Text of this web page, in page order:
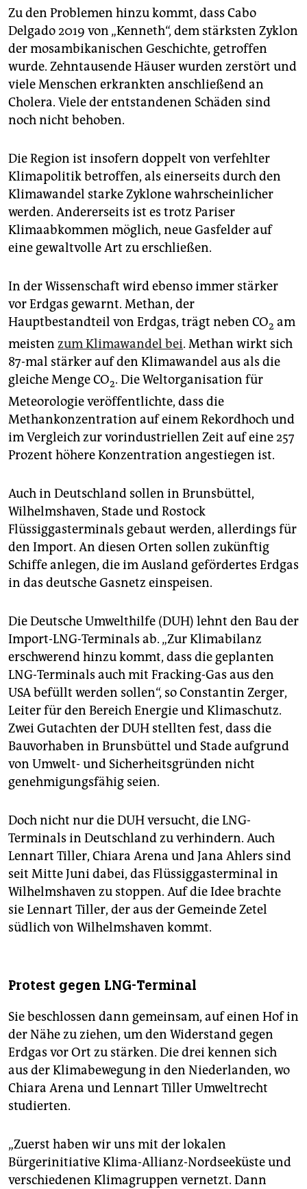
Zu den Problemen hinzu kommt, dass Cabo
Delgado 2019 von „Kenneth“, dem stärksten Zyklon
der mosambikanischen Geschichte, getroffen
wurde. Zehntausende Häuser wurden zerstört und
viele Menschen erkrankten anschließend an
Cholera. Viele der entstandenen Schäden sind
noch nicht behoben.
Die Region ist insofern doppelt von verfehlter
Klimapolitik betroffen, als einerseits durch den
Klimawandel starke Zyklone wahrscheinlicher
werden. Andererseits ist es trotz Pariser
Klimaabkommen möglich, neue Gasfelder auf
eine gewaltvolle Art zu erschließen.
In der Wissenschaft wird ebenso immer stärker
vor Erdgas gewarnt. Methan, der
Hauptbestandteil von Erdgas, trägt neben CO2 am
meisten zum Klimawandel bei. Methan wirkt sich
87-mal stärker auf den Klimawandel aus als die
gleiche Menge CO2. Die Weltorganisation für
Meteorologie veröffentlichte, dass die
Methankonzentration auf einem Rekordhoch und
im Vergleich zur vorindustriellen Zeit auf eine 257
Prozent höhere Konzentration angestiegen ist.
Auch in Deutschland sollen in Brunsbüttel,
Wilhelmshaven, Stade und Rostock
Flüssiggasterminals gebaut werden, allerdings für
den Import. An diesen Orten sollen zukünftig
Schiffe anlegen, die im Ausland gefördertes Erdgas
in das deutsche Gasnetz einspeisen.
Die Deutsche Umwelthilfe (DUH) lehnt den Bau der
Import-LNG-Terminals ab. „Zur Klimabilanz
erschwerend hinzu kommt, dass die geplanten
LNG-Terminals auch mit Fracking-Gas aus den
USA befüllt werden sollen“, so Constantin Zerger,
Leiter für den Bereich Energie und Klimaschutz.
Zwei Gutachten der DUH stellten fest, dass die
Bauvorhaben in Brunsbüttel und Stade aufgrund
von Umwelt- und Sicherheitsgründen nicht
genehmigungsfähig seien.
Doch nicht nur die DUH versucht, die LNG-
Terminals in Deutschland zu verhindern. Auch
Lennart Tiller, Chiara Arena und Jana Ahlers sind
seit Mitte Juni dabei, das Flüssiggasterminal in
Wilhelmshaven zu stoppen. Auf die Idee brachte
sie Lennart Tiller, der aus der Gemeinde Zetel
südlich von Wilhelmshaven kommt.
Protest gegen LNG-Terminal
Sie beschlossen dann gemeinsam, auf einen Hof in
der Nähe zu ziehen, um den Widerstand gegen
Erdgas vor Ort zu stärken. Die drei kennen sich
aus der Klimabewegung in den Niederlanden, wo
Chiara Arena und Lennart Tiller Umweltrecht
studierten.
„Zuerst haben wir uns mit der lokalen
Bürgerinitiative Klima-Allianz-Nordseeküste und
verschiedenen Klimagruppen vernetzt. Dann